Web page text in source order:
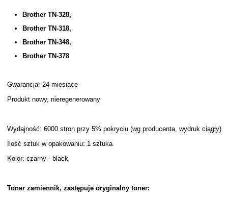
Brother TN-328,
Brother TN-318,
Brother TN-348,
Brother TN-378
Gwarancja: 24 miesiące
Produkt nowy, nieregenerowany
Wydajność: 6000 stron przy 5% pokryciu (wg producenta, wydruk ciągły)
Ilość sztuk w opakowaniu: 1 sztuka
Kolor: czarny - black
Toner zamiennik, zastępuje oryginalny toner: